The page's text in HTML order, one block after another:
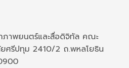
ภาพยนตร์และสื่อดิจิทัล คณะ
ศรีปทุม 2410/2 ถ.พหลโยธิน